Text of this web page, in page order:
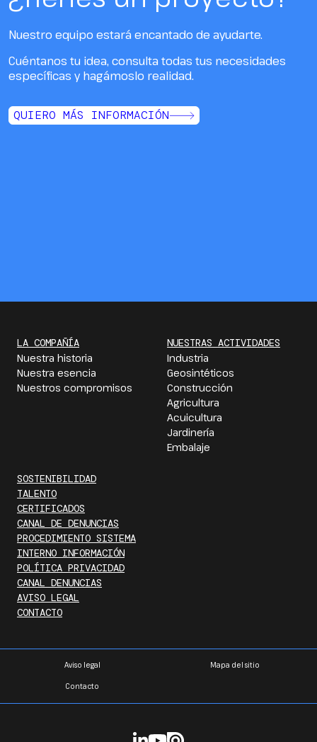
Nuestro equipo estará encantado de ayudarte.
Cuéntanos tu idea, consulta todas tus necesidades
específicas y hagámoslo realidad.
QUIERO MÁS INFORMACIÓN
LA COMPAÑÍA
Nuestra historia
Nuestra esencia
Nuestros compromisos
NUESTRAS ACTIVIDADES
Industria
Geosintéticos
Construcción
Agricultura
Acuicultura
Jardinería
Embalaje
SOSTENIBILIDAD
TALENTO
CERTIFICADOS
CANAL DE DENUNCIAS
PROCEDIMIENTO SISTEMA
INTERNO INFORMACIÓN
POLÍTICA PRIVACIDAD
CANAL DENUNCIAS
AVISO LEGAL
CONTACTO
Aviso legal Mapa del sitio
Contacto